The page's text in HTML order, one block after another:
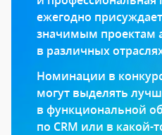
ежегодно
значимым проектам
в различных
Номинации в
могут выделять
в функциональной
по CRM или в какой-